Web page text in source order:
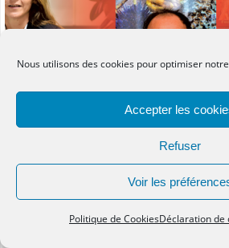
Nous utilisons des cookies pour optimiser
Accepter les
Refuser
Voir les
Politique de CookiesDéclaration de
Média Presse régionale